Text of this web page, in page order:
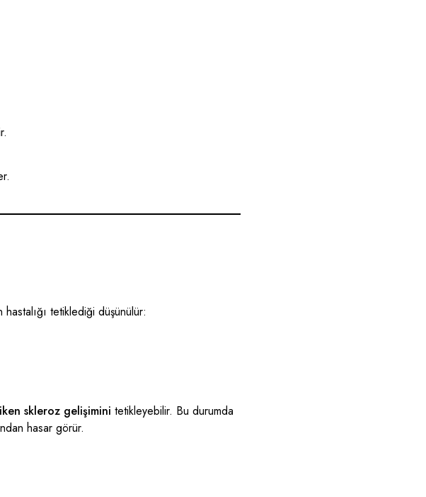
tetiklediği düşünülür:
skleroz gelişimini tetikleyebilir. Bu durumda
hasar görür.